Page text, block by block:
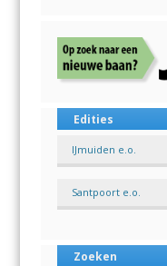
Edities
IJmuiden e.o.
Santpoort e.o.
Zoeken